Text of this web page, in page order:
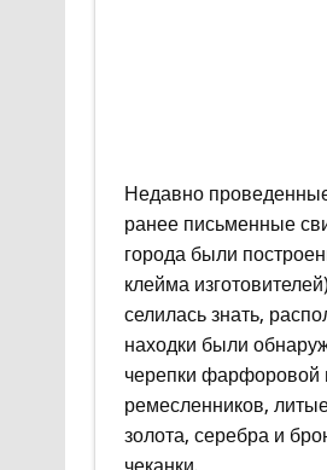
Недавно
ранее письменные
города были
клейма
селилась знать,
находки были
черепки фарфоровой
ремесленников,
золота, серебра и